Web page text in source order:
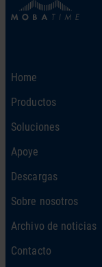
Home
Productos
Soluciones
Apoye
Descargas
Sobre nosotros
Archivo de noticias
Contacto